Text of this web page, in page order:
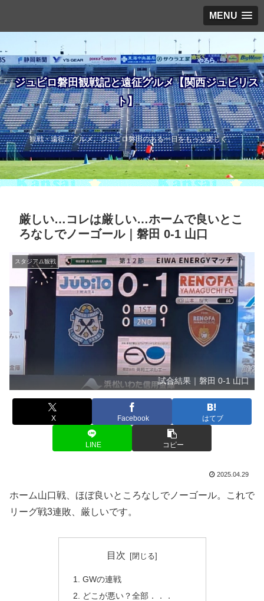
MENU
ジュビロ磐田観戦記と遠征グルメ【関西ジュビリス
ト】
観戦・遠征・グルメ。ジュビロ磐田のある一日をもっと楽しく。
厳しい…コレは厳しい…ホームで良いとこ
ろなしでノーゴール｜磐田 0-1 山口
スタジアム観戦
試合結果｜磐田 0-1 山口
X Facebook はてブ
LINE コピー
2025.04.29
ホーム山口戦、ほぼ良いところなしでノーゴール。これで
リーグ戦3連敗、厳しいです。
目次
GWの連戦
どこが悪い？全部．．．